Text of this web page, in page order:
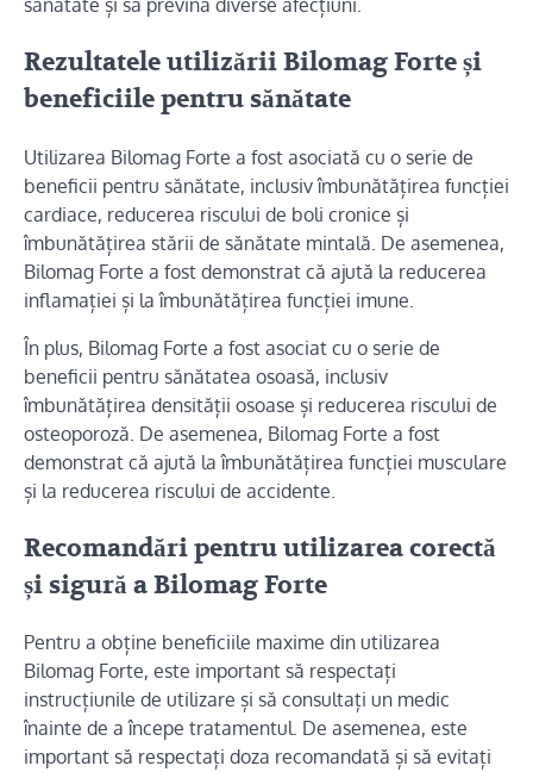
sănătate și să prevină diverse afecțiuni.
Rezultatele utilizării Bilomag Forte și
beneficiile pentru sănătate
Utilizarea Bilomag Forte a fost asociată cu o serie de
beneficii pentru sănătate, inclusiv îmbunătățirea funcției
cardiace, reducerea riscului de boli cronice și
îmbunătățirea stării de sănătate mintală. De asemenea,
Bilomag Forte a fost demonstrat că ajută la reducerea
inflamației și la îmbunătățirea funcției imune.
În plus, Bilomag Forte a fost asociat cu o serie de
beneficii pentru sănătatea osoasă, inclusiv
îmbunătățirea densității osoase și reducerea riscului de
osteoporoză. De asemenea, Bilomag Forte a fost
demonstrat că ajută la îmbunătățirea funcției musculare
și la reducerea riscului de accidente.
Recomandări pentru utilizarea corectă
și sigură a Bilomag Forte
Pentru a obține beneficiile maxime din utilizarea
Bilomag Forte, este important să respectați
instrucțiunile de utilizare și să consultați un medic
înainte de a începe tratamentul. De asemenea, este
important să respectați doza recomandată și să evitați